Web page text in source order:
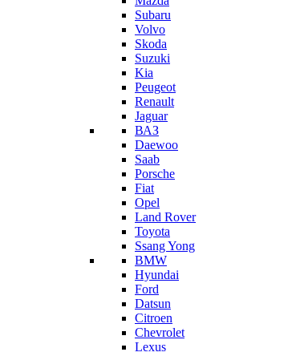
Subaru
Volvo
Skoda
Suzuki
Kia
Peugeot
Renault
Jaguar
ВАЗ
Daewoo
Saab
Porsche
Fiat
Opel
Land Rover
Toyota
Ssang Yong
BMW
Hyundai
Ford
Datsun
Citroen
Chevrolet
Lexus